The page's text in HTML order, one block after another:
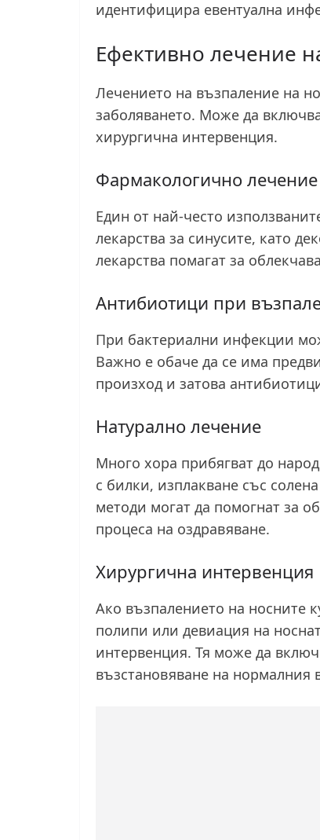
идентифицира евентуална
Ефективно лечение
Лечението на възпаление на
заболяването. Може да
хирургична интервенция.
Фармакологично лечение
Един от най-често
лекарства за синусите, като
лекарства помагат за
Антибиотици при
При бактериални инфекции
Важно е обаче да се има
произход и затова
Натурално лечение
Много хора прибягват до
с билки, изплакване със
методи могат да помогнат за
процеса на оздравяване.
Хирургична интервенция
Ако възпалението на носните
полипи или девиация на
интервенция. Тя може да
възстановяване на